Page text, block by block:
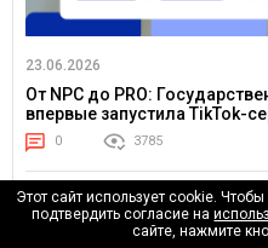
23.06.2026
От NPC до PRO:
впервые запустила TikTok-
0 3785
АКТУАЛЬНОЕ
Этот сайт использует cookie.
подтвердить согласие на
сайте, нажмите